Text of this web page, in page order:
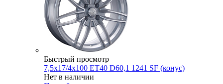
Быстрый просмотр
7,5x17/4x100 ET40 D60,1 1241 SF (конус)
Нет в наличии